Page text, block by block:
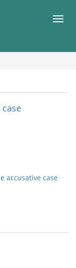
accusative case